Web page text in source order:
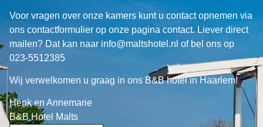
Voor vragen over onze kamers kunt u contact opnemen via
ons contactformulier op onze pagina contact. Liever direct
mailen? Dat kan naar info@maltshotel.nl of bel ons op
023-5512385
Wij verwelkomen u graag in ons B&B hotel in Haarlem!
Henk en Annemarie
B&B Hotel Malts